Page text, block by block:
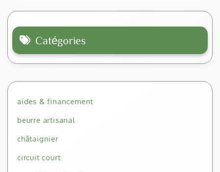
Catégories
aides & financement
beurre artisanal
châtaignier
circuit court